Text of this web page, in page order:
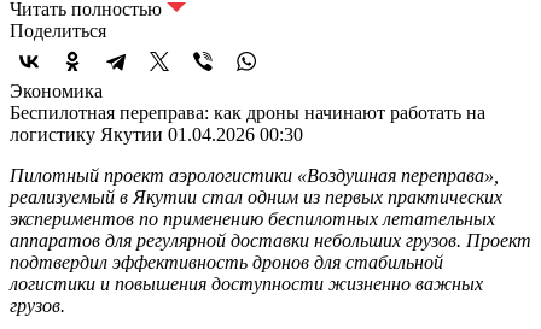
Читать полностью
Поделиться
Экономика
Беспилотная переправа: как дроны начинают работать на
логистику Якутии 01.04.2026 00:30
Пилотный проект аэрологистики «Воздушная переправа»,
реализуемый в Якутии стал одним из первых практических
экспериментов по применению беспилотных летательных
аппаратов для регулярной доставки небольших грузов. Проект
подтвердил эффективность дронов для стабильной
логистики и повышения доступности жизненно важных
грузов.